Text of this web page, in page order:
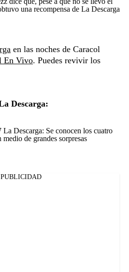
una recompensa de La Descarga
en las noches de Caracol
En Vivo. Puedes revivir los
Descarga:
La Descarga: Se conocen los cuatro
medio de grandes sorpresas
PUBLICIDAD